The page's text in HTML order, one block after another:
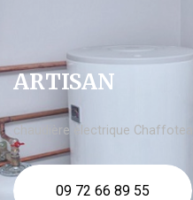
ARTISAN
chaudière électrique
09 72 66 89 55